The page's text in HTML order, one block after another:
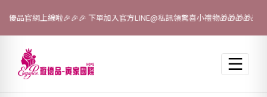
品官網上線啦🎉🎉🎉 下單加入官方LINE@私訊領驚喜小禮物🎁🎁🎁🎁🎁！！